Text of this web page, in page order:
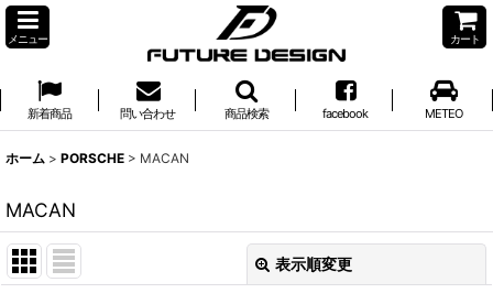
メニュー カート
新着商品 問い合わせ 商品検索 facebook METEO
ホーム > PORSCHE > MACAN
MACAN
表示順変更